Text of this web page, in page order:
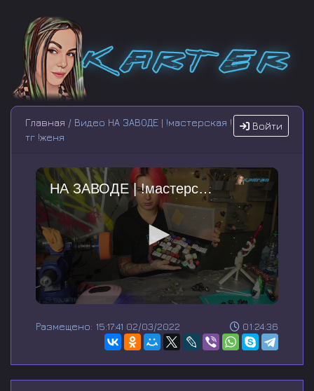
Войти
Главная / Видео НА ЗАВОДЕ | !мастерская !
тг !женя
НА ЗАВОДЕ | !мастерская !тг !женя
e
n
01:24:36
Размещено: 15:17:41 02/03/2022